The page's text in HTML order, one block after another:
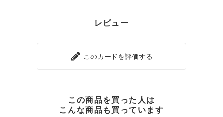
レビュー
このカードを評価する
この商品を買った人は
こんな商品も買っています